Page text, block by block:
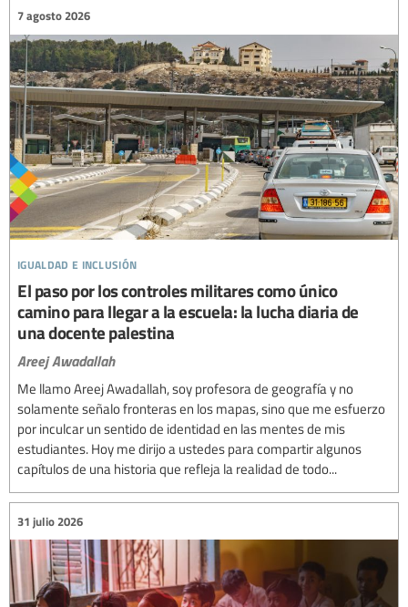
igualdad e inclusión
7 agosto 2026
El paso por los controles militares como único
camino para llegar a la escuela: la lucha diaria de
una docente palestina
Areej Awadallah
Me llamo Areej Awadallah, soy profesora de geografía y no
solamente señalo fronteras en los mapas, sino que me esfuerzo
por inculcar un sentido de identidad en las mentes de mis
estudiantes. Hoy me dirijo a ustedes para compartir algunos
capítulos de una historia que refleja la realidad de todo...
31 julio 2026